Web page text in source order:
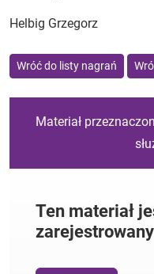
Helbig Grzegorz
Wróć do listy nagrań
Materiał
Ten materiał